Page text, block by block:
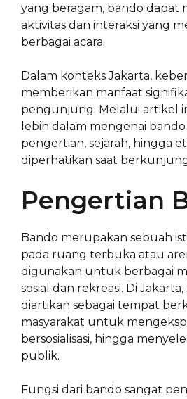
yang beragam, bando dapat
aktivitas dan interaksi yang
berbagai acara.
Dalam konteks Jakarta,
memberikan manfaat
pengunjung. Melalui artikel
lebih dalam mengenai
pengertian, sejarah, hingga
diperhatikan saat
Pengertian
Bando merupakan sebuah
pada ruang terbuka atau
digunakan untuk berbagai
sosial dan rekreasi. Di
diartikan sebagai tempat
masyarakat untuk
bersosialisasi, hingga
publik.
Fungsi dari bando sangat